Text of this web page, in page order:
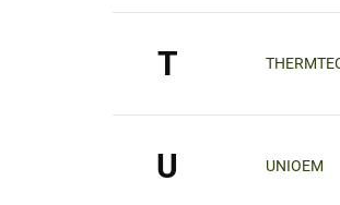
T
U UNIOEM